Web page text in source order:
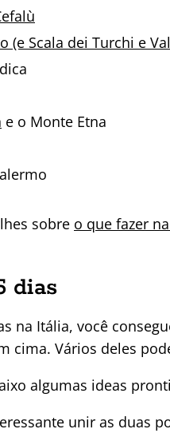
(e Scala dei Turchi e
e o Monte Etna
sobre o que fazer
dias
na Itália, você
cima. Vários deles
algumas ideas
unir as duas